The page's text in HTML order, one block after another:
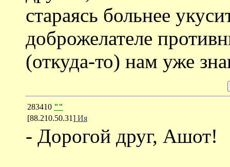
стараясь больнее
доброжелателе
(откуда-то) нам уже
283410 ""
[88.210.50.31] Ия
- Дорогой друг, Ашот!